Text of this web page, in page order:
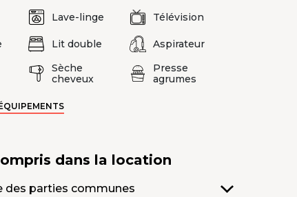
Lave-linge Télévision
Lit double
Aspirateur
Sèche
cheveux
Presse
agrumes
dans la location
des parties communes